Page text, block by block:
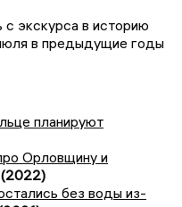
экскурса в историю
в предыдущие годы
планируют
Орловщину и
(2022)
без воды из-